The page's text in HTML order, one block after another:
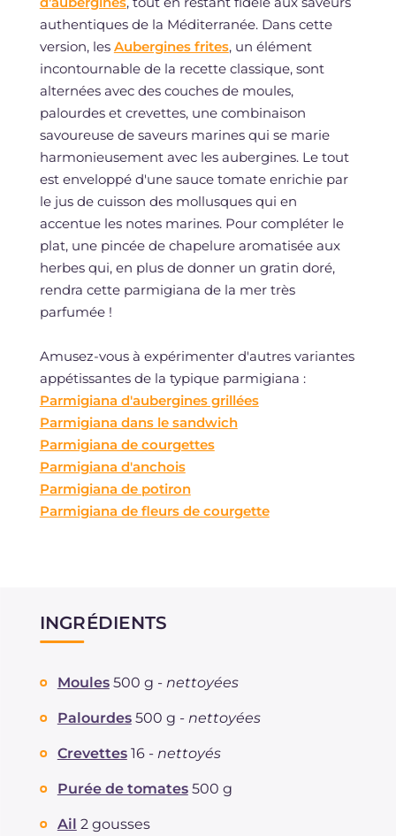
authentiques de la Méditerranée. Dans cette
version, les Aubergines frites, un élément
incontournable de la recette classique, sont
alternées avec des couches de moules,
palourdes et crevettes, une combinaison
savoureuse de saveurs marines qui se marie
harmonieusement avec les aubergines. Le tout
est enveloppé d'une sauce tomate enrichie par
le jus de cuisson des mollusques qui en
accentue les notes marines. Pour compléter le
plat, une pincée de chapelure aromatisée aux
herbes qui, en plus de donner un gratin doré,
rendra cette parmigiana de la mer très
parfumée !
Amusez-vous à expérimenter d'autres variantes
appétissantes de la typique parmigiana :
Parmigiana d'aubergines grillées
Parmigiana dans le sandwich
Parmigiana de courgettes
Parmigiana d'anchois
Parmigiana de potiron
Parmigiana de fleurs de courgette
INGRÉDIENTS
Moules 500 g - nettoyées
Palourdes 500 g - nettoyées
Crevettes 16 - nettoyés
Purée de tomates 500 g
Ail 2 gousses